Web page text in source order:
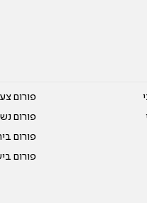
פורום
פורום
פורום
פורום